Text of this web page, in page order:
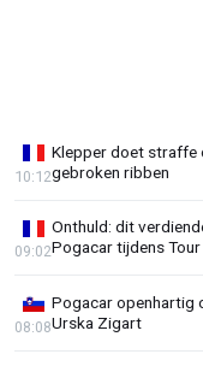
Klepper doet straffe
gebroken ribben
10:12
Onthuld: dit
Pogacar tijdens Tour
09:02
Pogacar openhartig
Urska Zigart
08:08